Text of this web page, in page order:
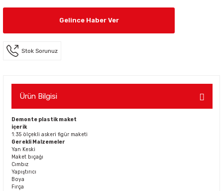
Gelince Haber Ver
Stok Sorunuz
Ürün Bilgisi
Demonte plastik maket
içerik
1:35 ölçekli askeri figür maketi
Gerekli Malzemeler
Yan Keski
Maket bıçağı
Cımbız
Yapıştırıcı
Boya
Fırça